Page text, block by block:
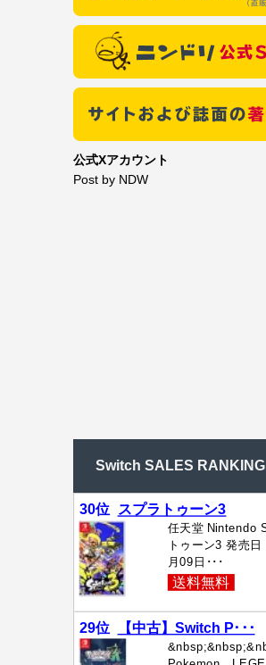
公式Xアカウント
Post by NDW
Switch SALES RANKING